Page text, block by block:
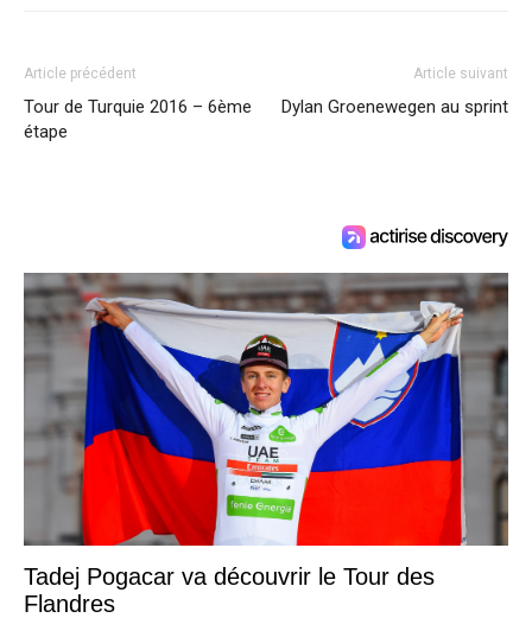
Article précédent
Tour de Turquie 2016 – 6ème
étape
Article suivant
Dylan Groenewegen au sprint
Tadej Pogacar va découvrir le Tour des
Flandres